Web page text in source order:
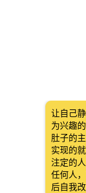
让自己
为兴趣
肚子的
实现的
注定的
任何人
后自我